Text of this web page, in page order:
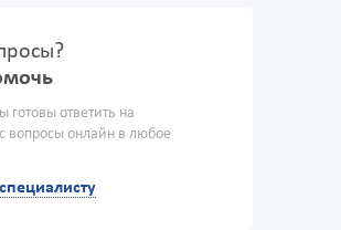
ответить на
вопросы онлайн в любое